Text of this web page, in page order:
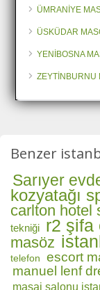
ÜMRANİYE
ÜSKÜDAR
YENİBOSNA
ZEYTİNBURNU
Benzer
Sarıyer
kozyatağı
carlton hotel
tekniği r2 şifa
masöz
telefon
escort
manuel lenf
masaj salonu